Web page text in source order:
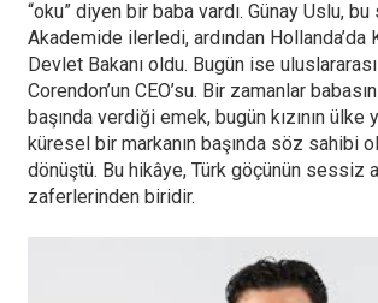
“oku” diyen bir baba vardı. Günay Uslu,
Akademide ilerledi, ardından Hollanda’da
Devlet Bakanı oldu. Bugün ise
Corendon’un CEO’su. Bir zamanlar
başında verdiği emek, bugün kızının
küresel bir markanın başında söz sahibi
dönüştü. Bu hikâye, Türk göçünün sessiz
zaferlerinden biridir.